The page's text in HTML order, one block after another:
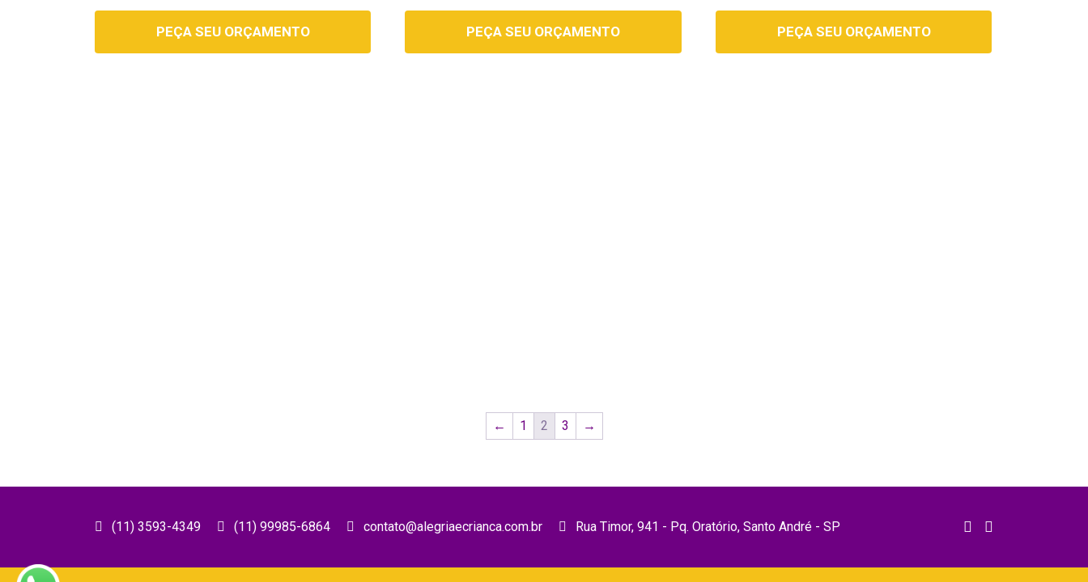
PEÇA SEU ORÇAMENTO PEÇA SEU ORÇAMENTO PEÇA SEU ORÇAMENTO
← 1 2 3 →
(11) 3593-4349 (11) 99985-6864 contato@alegriaecrianca.com.br Rua Timor, 941 - Pq. Oratório, Santo André - SP